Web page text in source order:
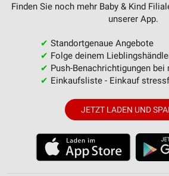
Finden Sie noch mehr Baby & Kind
unserer App.
✔ Standortgenaue Angebote
✔ Folge deinem
✔ Push-Benachrichtigungen bei
✔ Einkaufsliste - Einkauf
JETZT LADEN UND